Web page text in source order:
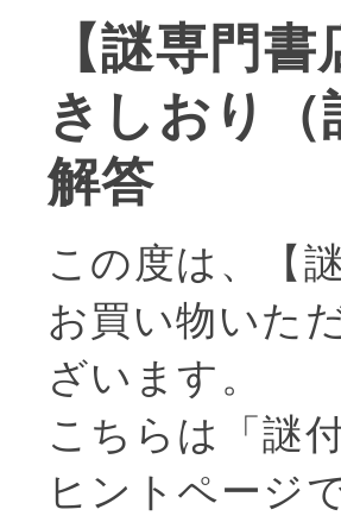
【謎専門
きしおり
解答
この度は、【
お買い物いた
ざいます。
こちらは「謎
ヒントページ